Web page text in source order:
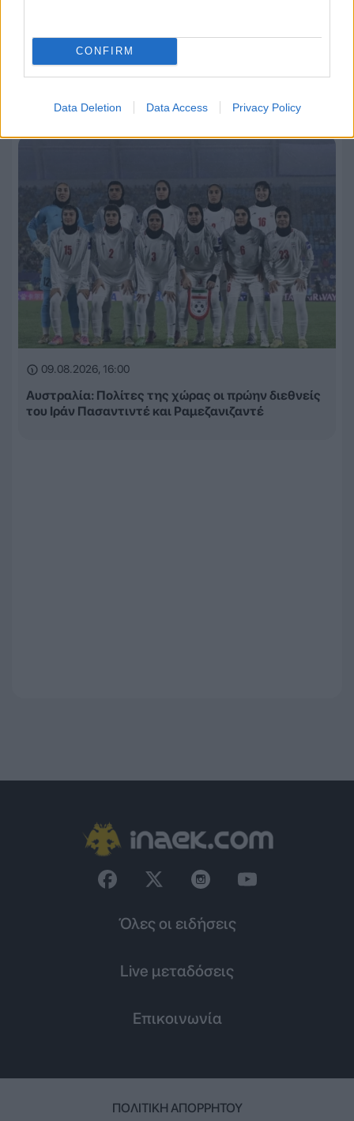
CONFIRM
Data Deletion Data Access Privacy Policy
09.08.2026, 16:18
Τελωνείο Κήπων: Κατάσχεση 10 τόνων φρέον
09.08.2026, 16:00
Αυστραλία: Πολίτες της χώρας οι πρώην διεθνείς
του Ιράν Πασαντιντέ και Ραμεζανιζαντέ
Όλες οι ειδήσεις
Live μεταδόσεις
Επικοινωνία
ΠΟΛΙΤΙΚΉ ΑΠΟΡΡΉΤΟΥ